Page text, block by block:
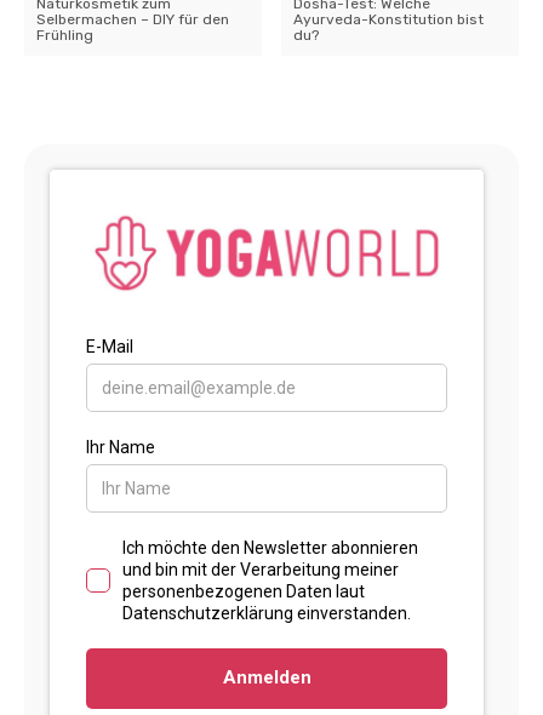
Naturkosmetik zum
Selbermachen – DIY für den
Frühling
Dosha-Test: Welche
Ayurveda-Konstitution bist
du?